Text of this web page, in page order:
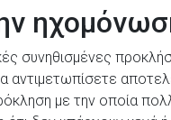
συνηθισμένες
αντιμετωπίσετε
με την οποία